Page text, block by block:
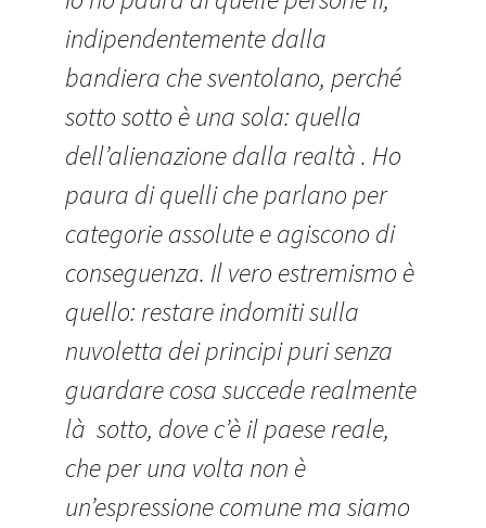
indipendentemente dalla
bandiera che sventolano, perché
sotto sotto è una sola: quella
dell’alienazione dalla realtà . Ho
paura di quelli che parlano per
categorie assolute e agiscono di
conseguenza. Il vero estremismo è
quello: restare indomiti sulla
nuvoletta dei principi puri senza
guardare cosa succede realmente
là sotto, dove c’è il paese reale,
che per una volta non è
un’espressione comune ma siamo